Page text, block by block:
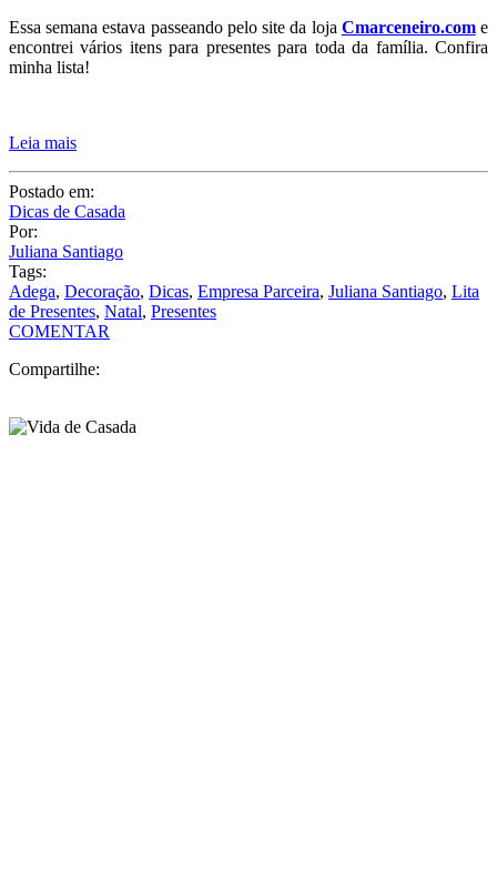
Essa semana estava passeando pelo site da loja Cmarceneiro.come
encontrei vários itens para presentes para toda da família. Confira
minha lista!
Leia mais
Postado em:
Dicas de Casada
Por:
Juliana Santiago
Tags:
Adega, Decoração, Dicas, Empresa Parceira, Juliana Santiago, Lita
de Presentes, Natal, Presentes
COMENTAR
Compartilhe: